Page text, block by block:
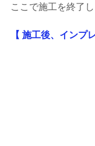
ここで施工を終了し
【 施工後、インプ